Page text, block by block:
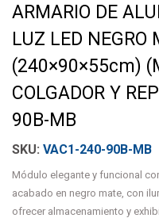
ARMARIO DE
LUZ LED NEGRO
(240×90×55cm)
COLGADOR Y
90B-MB
VAC1-240-90B-MB
Módulo elegante y funcional
acabado en negro mate, con
ofrecer almacenamiento y